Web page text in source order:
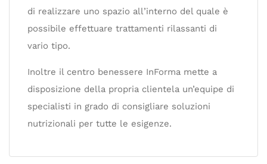
di realizzare uno spazio all’interno del quale è
possibile effettuare trattamenti rilassanti di
vario tipo.
Inoltre il centro benessere InForma mette a
disposizione della propria clientela un’equipe di
specialisti in grado di consigliare soluzioni
nutrizionali per tutte le esigenze.